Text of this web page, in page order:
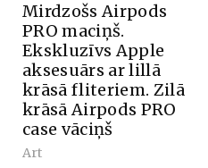
Mirdzošs Airpods
PRO maciņš.
Ekskluzīvs Apple
aksesuārs ar lillā
krāsā fliteriem. Zilā
krāsā Airpods PRO
case vāciņš
Art